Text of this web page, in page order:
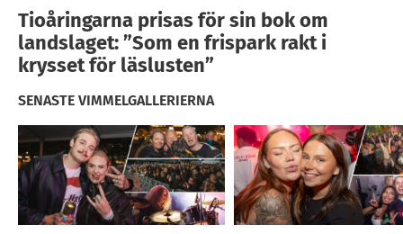
Tioåringarna prisas för sin bok om
landslaget: ”Som en frispark rakt i
krysset för läslusten”
SENASTE VIMMELGALLERIERNA